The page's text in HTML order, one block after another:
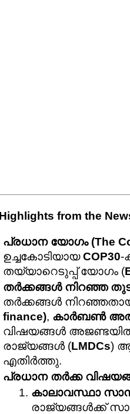
Highlights from the
പ്രധാന യോഗം (The
ഉച്ചകോടിയായ COP30-
തയ്യാറെടുപ്പ് യോഗം (
തർക്കങ്ങൾ നിറഞ്ഞ
തർക്കങ്ങൾ
finance), കാർബൺ
വിഷയങ്ങൾ
രാജ്യങ്ങൾ (LMDCs)
എതിർത്തു.
പ്രധാന തർക്ക
കാലാവസ്ഥാ
രാജ്യങ്ങൾക്ക്